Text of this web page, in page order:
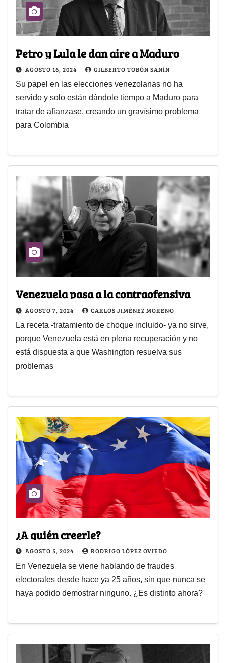
Petro y Lula le dan aire a Maduro
AGOSTO 16, 2024 GILBERTO TOBÓN SANÍN
Su papel en las elecciones venezolanas no ha
servido y solo están dándole tiempo a Maduro para
tratar de afianzase, creando un gravísimo problema
para Colombia
Venezuela pasa a la contraofensiva
AGOSTO 7, 2024 CARLOS JIMÉNEZ MORENO
La receta -tratamiento de choque incluido- ya no sirve,
porque Venezuela está en plena recuperación y no
está dispuesta a que Washington resuelva sus
problemas
¿A quién creerle?
AGOSTO 5, 2024 RODRIGO LÓPEZ OVIEDO
En Venezuela se viene hablando de fraudes
electorales desde hace ya 25 años, sin que nunca se
haya podido demostrar ninguno. ¿Es distinto ahora?